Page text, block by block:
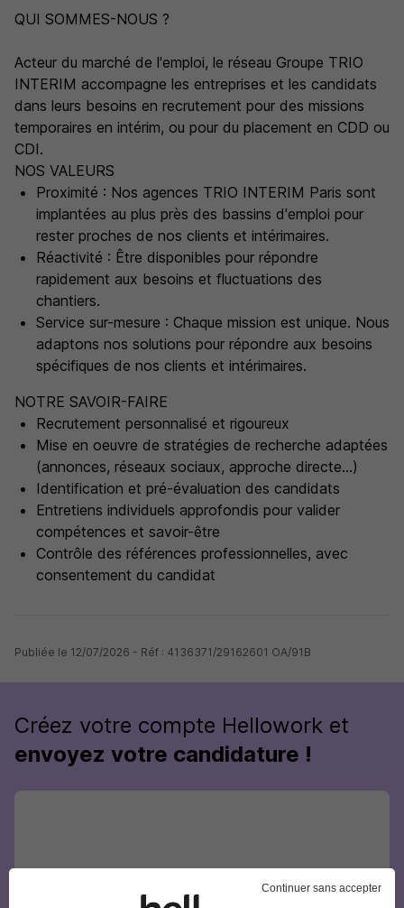
QUI SOMMES-NOUS ?
Acteur du marché de l'emploi, le réseau Groupe TRIO
INTERIM accompagne les entreprises et les candidats
dans leurs besoins en recrutement pour des missions
temporaires en intérim, ou pour du placement en CDD ou
CDI.
NOS VALEURS
Proximité : Nos agences TRIO INTERIM Paris sont
implantées au plus près des bassins d'emploi pour
rester proches de nos clients et intérimaires.
Réactivité : Être disponibles pour répondre
rapidement aux besoins et fluctuations des
chantiers.
Service sur-mesure : Chaque mission est unique. Nous
adaptons nos solutions pour répondre aux besoins
spécifiques de nos clients et intérimaires.
NOTRE SAVOIR-FAIRE
Recrutement personnalisé et rigoureux
Mise en oeuvre de stratégies de recherche adaptées
(annonces, réseaux sociaux, approche directe...)
Identification et pré-évaluation des candidats
Entretiens individuels approfondis pour valider
compétences et savoir-être
Contrôle des références professionnelles, avec
consentement du candidat
Publiée le 12/07/2026 - Réf : 4136371/29162601 OA/91B
Créez votre compte Hellowork et
envoyez votre candidature !
Continuer sans accepter